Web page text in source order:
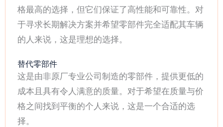
格最高的选择，但它们保证了高性能和可靠性。对
于寻求长期解决方案并希望零部件完全适配其车辆
的人来说，这是理想的选择。
替代零部件
这是由非原厂专业公司制造的零部件，提供更低的
成本且具有令人满意的质量。对于希望在质量与价
格之间找到平衡的个人来说，这是一个合适的选
择。